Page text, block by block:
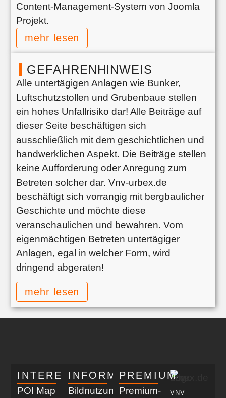
Content-Management-System von Joomla
Projekt.
mehr lesen
GEFAHRENHINWEIS
Alle untertägigen Anlagen wie Bunker,
Luftschutzstollen und Grubenbaue stellen
ein hohes Unfallrisiko dar! Alle Beiträge auf
dieser Seite beschäftigen sich
ausschließlich mit dem geschichtlichen und
handwerklichen Aspekt. Die Beiträge stellen
keine Aufforderung oder Anregung zum
Betreten solcher dar. Vnv-urbex.de
beschäftigt sich vorrangig mit bergbaulicher
Geschichte und möchte diese
veranschaulichen und bewahren. Vom
eigenmächtigen Betreten untertägiger
Anlagen, egal in welcher Form, wird
dringend abgeraten!
mehr lesen
VNV-
INTERESSANT
POI Map
INFORMATIV
Bildnutzung
PREMIUM
Premium-